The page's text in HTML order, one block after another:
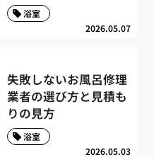
2026.05.07
浴室
失敗しないお風呂修理
業者の選び方と見積も
りの見方
2026.05.03
浴室